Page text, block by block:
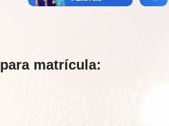
matrícula: